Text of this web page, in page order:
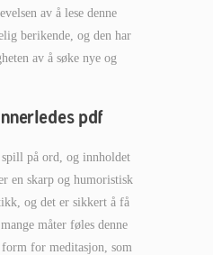
av å lese denne
berikende, og den har
av å søke nye og
pdf
på ord, og innholdet
en skarp og humoristisk
og det er sikkert å få
måter føles denne
for meditasjon, som